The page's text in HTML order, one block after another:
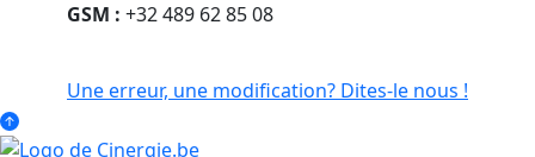
GSM : +32 489 62 85 08
Une erreur, une modification? Dites-le nous !